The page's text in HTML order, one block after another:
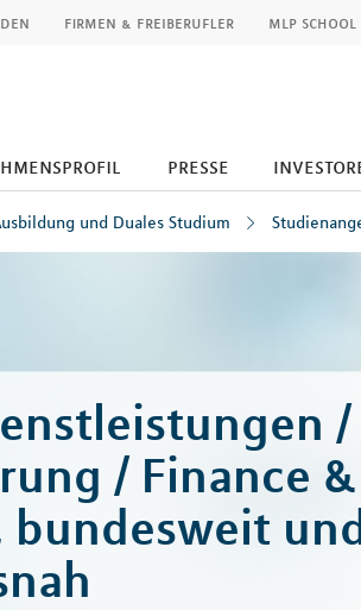
firmen & freiberufler mlp
presse
und Duales Studium
/
/ Finance &
bundesweit